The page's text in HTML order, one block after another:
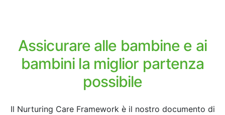
Assicurare alle bambine e ai
bambini la miglior partenza
possibile
Il Nurturing Care Framework è il nostro documento di